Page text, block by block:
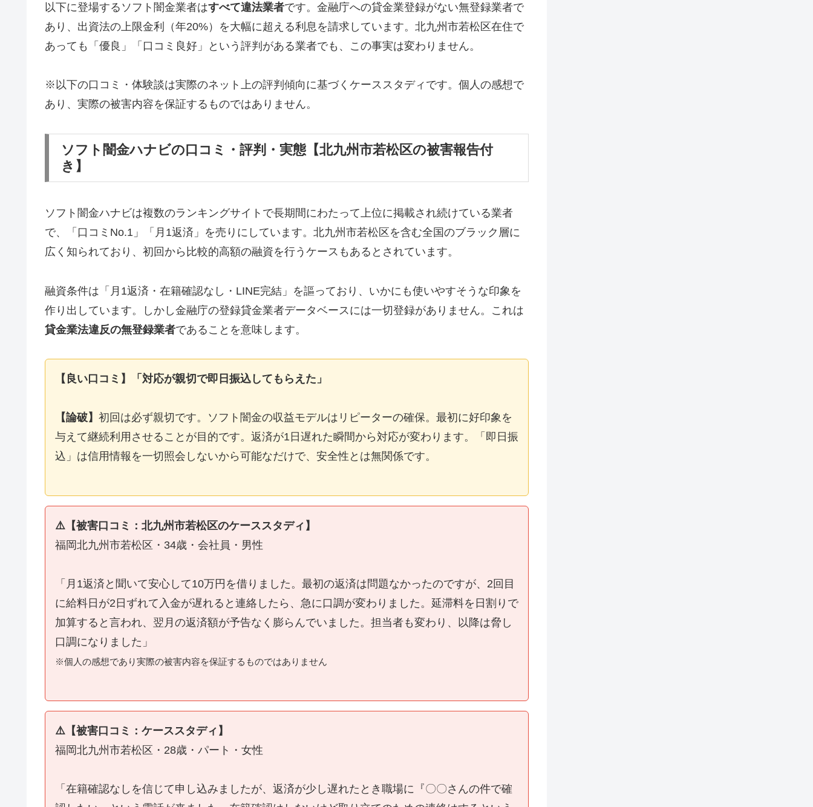
以下に登場するソフト闇金業者はすべて違法業者です。金融庁への貸金業登録がない無登録業者で
あり、出資法の上限金利（年20%）を大幅に超える利息を請求しています。北九州市若松区在住で
あっても「優良」「口コミ良好」という評判がある業者でも、この事実は変わりません。
※以下の口コミ・体験談は実際のネット上の評判傾向に基づくケーススタディです。個人の感想で
あり、実際の被害内容を保証するものではありません。
ソフト闇金ハナビの口コミ・評判・実態【北九州市若松区の被害報告付
き】
ソフト闇金ハナビは複数のランキングサイトで長期間にわたって上位に掲載され続けている業者
で、「口コミNo.1」「月1返済」を売りにしています。北九州市若松区を含む全国のブラック層に
広く知られており、初回から比較的高額の融資を行うケースもあるとされています。
融資条件は「月1返済・在籍確認なし・LINE完結」を謳っており、いかにも使いやすそうな印象を
作り出しています。しかし金融庁の登録貸金業者データベースには一切登録がありません。これは
貸金業法違反の無登録業者であることを意味します。
【良い口コミ】「対応が親切で即日振込してもらえた」
【論破】 初回は必ず親切です。ソフト闇金の収益モデルはリピーターの確保。最初に好印象を
与えて継続利用させることが目的です。返済が1日遅れた瞬間から対応が変わります。「即日振
込」は信用情報を一切照会しないから可能なだけで、安全性とは無関係です。
⚠️【被害口コミ：北九州市若松区のケーススタディ】
福岡北九州市若松区・34歳・会社員・男性
「月1返済と聞いて安心して10万円を借りました。最初の返済は問題なかったのですが、2回目
に給料日が2日ずれて入金が遅れると連絡したら、急に口調が変わりました。延滞料を日割りで
加算すると言われ、翌月の返済額が予告なく膨らんでいました。担当者も変わり、以降は脅し
口調になりました」
※個人の感想であり実際の被害内容を保証するものではありません
⚠️【被害口コミ：ケーススタディ】
福岡北九州市若松区・28歳・パート・女性
「在籍確認なしを信じて申し込みましたが、返済が少し遅れたとき職場に『〇〇さんの件で確